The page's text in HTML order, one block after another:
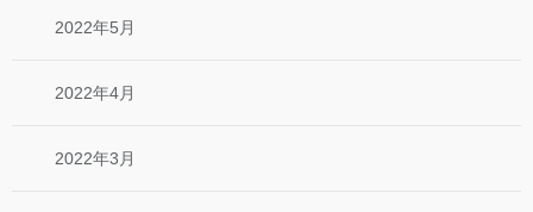
2022年5月
2022年4月
2022年3月